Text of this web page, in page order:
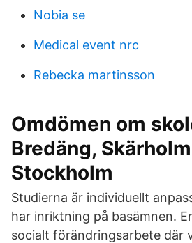
Nobia se
Medical event nrc
Rebecka martinsson
Omdömen om
Bredäng,
Stockholm
Studierna är individuellt
har inriktning på basämnen.
socialt förändringsarbete där